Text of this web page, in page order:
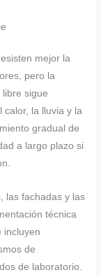
mejor la
pero la
sigue
calor, la lluvia y la
gradual de
a largo plazo si
las fachadas y las
técnica
incluyen
de
de laboratorio.